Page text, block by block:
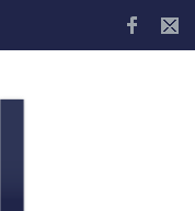
Jorge Waddell